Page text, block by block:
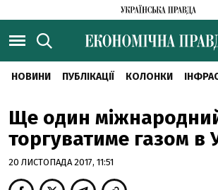
НОВИНИ ПУБЛІКАЦІЇ КОЛОНКИ
Ще один
торгуватиме газом в
20 ЛИСТОПАДА 2017, 11:51